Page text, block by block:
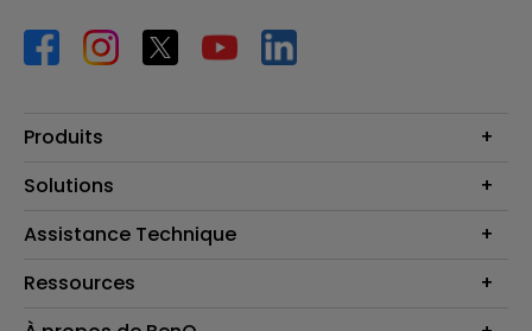
Produits
Vidéoprojecteurs
Éclairage
Haut-parleur
Solutions
Business Display
Assistance Technique
Contactez-nous
Ressources
Centre de connaissances